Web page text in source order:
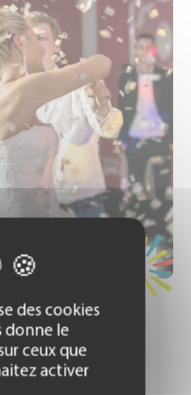
€ TTC
des cookies
donne le
ceux que
activer